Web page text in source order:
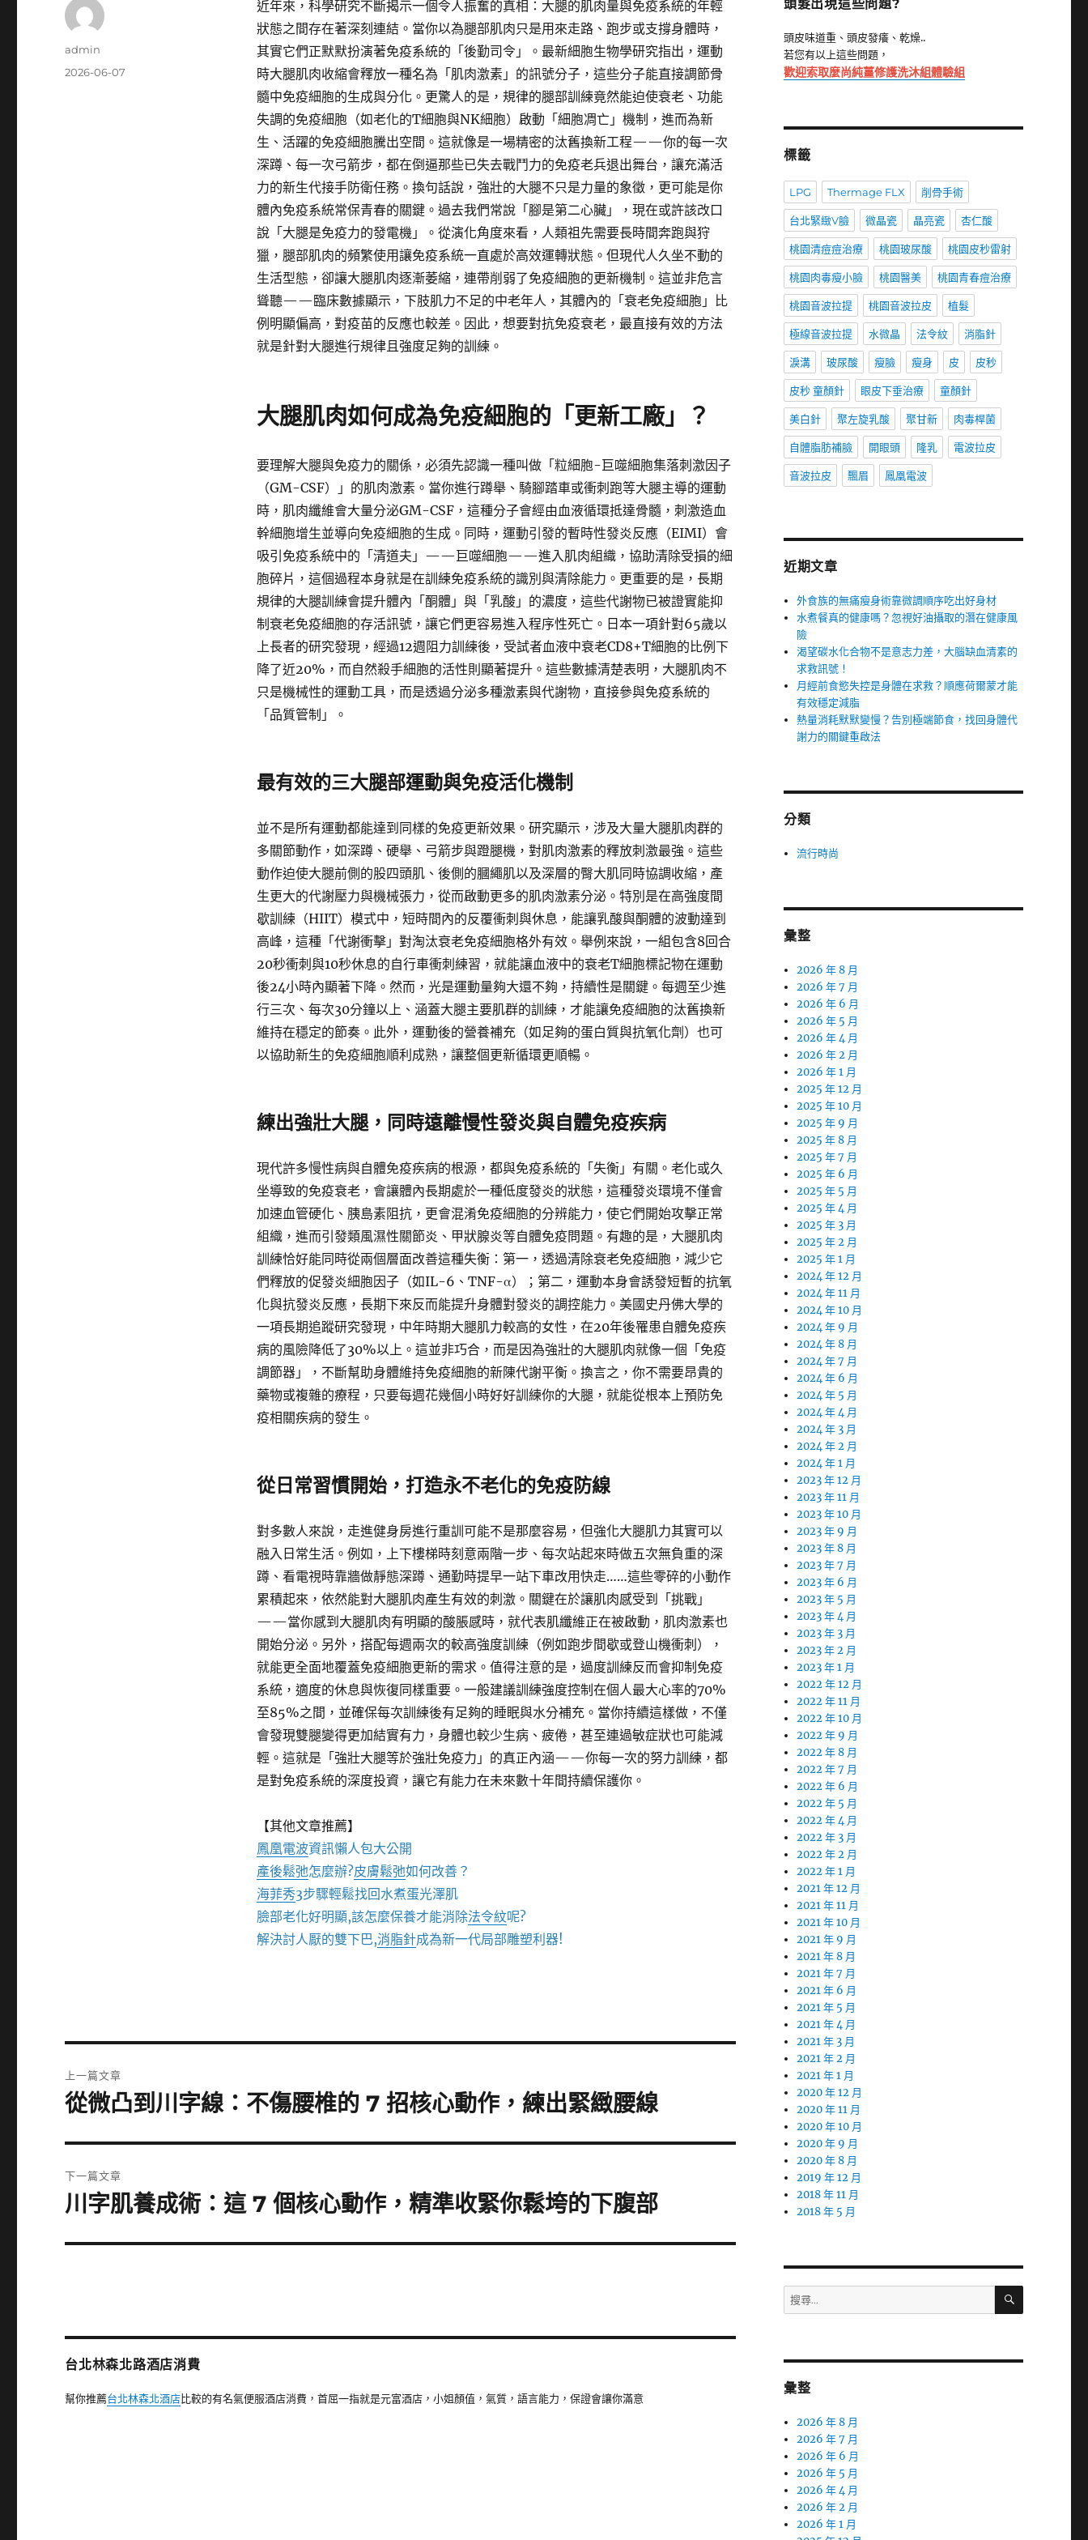
近年來，科學研究不斷揭示一個令人振奮的真相：大腿的肌肉量與免疫系統的年輕
狀態之間存在著深刻連結。當你以為腿部肌肉只是用來走路、跑步或支撐身體時，
其實它們正默默扮演著免疫系統的「後勤司令」。最新細胞生物學研究指出，運動
時大腿肌肉收縮會釋放一種名為「肌肉激素」的訊號分子，這些分子能直接調節骨
髓中免疫細胞的生成與分化。更驚人的是，規律的腿部訓練竟然能迫使衰老、功能
失調的免疫細胞（如老化的T細胞與NK細胞）啟動「細胞凋亡」機制，進而為新
生、活躍的免疫細胞騰出空間。這就像是一場精密的汰舊換新工程——你的每一次
深蹲、每一次弓箭步，都在倒逼那些已失去戰鬥力的免疫老兵退出舞台，讓充滿活
力的新生代接手防衛任務。換句話說，強壯的大腿不只是力量的象徵，更可能是你
體內免疫系統常保青春的關鍵。過去我們常說「腳是第二心臟」，現在或許該改口
說「大腿是免疫力的發電機」。從演化角度來看，人類祖先需要長時間奔跑與狩
獵，腿部肌肉的頻繁使用讓免疫系統一直處於高效運轉狀態。但現代人久坐不動的
生活型態，卻讓大腿肌肉逐漸萎縮，連帶削弱了免疫細胞的更新機制。這並非危言
聳聽——臨床數據顯示，下肢肌力不足的中老年人，其體內的「衰老免疫細胞」比
例明顯偏高，對疫苗的反應也較差。因此，想要對抗免疫衰老，最直接有效的方法
就是針對大腿進行規律且強度足夠的訓練。
大腿肌肉如何成為免疫細胞的「更新工廠」？
要理解大腿與免疫力的關係，必須先認識一種叫做「粒細胞-巨噬細胞集落刺激因子
（GM-CSF）」的肌肉激素。當你進行蹲舉、騎腳踏車或衝刺跑等大腿主導的運動
時，肌肉纖維會大量分泌GM-CSF，這種分子會經由血液循環抵達骨髓，刺激造血
幹細胞增生並導向免疫細胞的生成。同時，運動引發的暫時性發炎反應（EIMI）會
吸引免疫系統中的「清道夫」——巨噬細胞——進入肌肉組織，協助清除受損的細
胞碎片，這個過程本身就是在訓練免疫系統的識別與清除能力。更重要的是，長期
規律的大腿訓練會提升體內「酮體」與「乳酸」的濃度，這些代謝物已被證實能抑
制衰老免疫細胞的存活訊號，讓它們更容易進入程序性死亡。日本一項針對65歲以
上長者的研究發現，經過12週阻力訓練後，受試者血液中衰老CD8+T細胞的比例下
降了近20%，而自然殺手細胞的活性則顯著提升。這些數據清楚表明，大腿肌肉不
只是機械性的運動工具，而是透過分泌多種激素與代謝物，直接參與免疫系統的
「品質管制」。
最有效的三大腿部運動與免疫活化機制
並不是所有運動都能達到同樣的免疫更新效果。研究顯示，涉及大量大腿肌肉群的
多關節動作，如深蹲、硬舉、弓箭步與蹬腿機，對肌肉激素的釋放刺激最強。這些
動作迫使大腿前側的股四頭肌、後側的膕繩肌以及深層的臀大肌同時協調收縮，產
生更大的代謝壓力與機械張力，從而啟動更多的肌肉激素分泌。特別是在高強度間
歇訓練（HIIT）模式中，短時間內的反覆衝刺與休息，能讓乳酸與酮體的波動達到
高峰，這種「代謝衝擊」對淘汰衰老免疫細胞格外有效。舉例來說，一組包含8回合
20秒衝刺與10秒休息的自行車衝刺練習，就能讓血液中的衰老T細胞標記物在運動
後24小時內顯著下降。然而，光是運動量夠大還不夠，持續性是關鍵。每週至少進
行三次、每次30分鐘以上、涵蓋大腿主要肌群的訓練，才能讓免疫細胞的汰舊換新
維持在穩定的節奏。此外，運動後的營養補充（如足夠的蛋白質與抗氧化劑）也可
以協助新生的免疫細胞順利成熟，讓整個更新循環更順暢。
練出強壯大腿，同時遠離慢性發炎與自體免疫疾病
現代許多慢性病與自體免疫疾病的根源，都與免疫系統的「失衡」有關。老化或久
坐導致的免疫衰老，會讓體內長期處於一種低度發炎的狀態，這種發炎環境不僅會
加速血管硬化、胰島素阻抗，更會混淆免疫細胞的分辨能力，使它們開始攻擊正常
組織，進而引發類風濕性關節炎、甲狀腺炎等自體免疫問題。有趣的是，大腿肌肉
訓練恰好能同時從兩個層面改善這種失衡：第一，透過清除衰老免疫細胞，減少它
們釋放的促發炎細胞因子（如IL-6、TNF-α）；第二，運動本身會誘發短暫的抗氧
化與抗發炎反應，長期下來反而能提升身體對發炎的調控能力。美國史丹佛大學的
一項長期追蹤研究發現，中年時期大腿肌力較高的女性，在20年後罹患自體免疫疾
病的風險降低了30%以上。這並非巧合，而是因為強壯的大腿肌肉就像一個「免疫
調節器」，不斷幫助身體維持免疫細胞的新陳代謝平衡。換言之，你不需要昂貴的
藥物或複雜的療程，只要每週花幾個小時好好訓練你的大腿，就能從根本上預防免
疫相關疾病的發生。
從日常習慣開始，打造永不老化的免疫防線
對多數人來說，走進健身房進行重訓可能不是那麼容易，但強化大腿肌力其實可以
融入日常生活。例如，上下樓梯時刻意兩階一步、每次站起來時做五次無負重的深
蹲、看電視時靠牆做靜態深蹲、通勤時提早一站下車改用快走……這些零碎的小動作
累積起來，依然能對大腿肌肉產生有效的刺激。關鍵在於讓肌肉感受到「挑戰」
——當你感到大腿肌肉有明顯的酸脹感時，就代表肌纖維正在被啟動，肌肉激素也
開始分泌。另外，搭配每週兩次的較高強度訓練（例如跑步間歇或登山機衝刺），
就能更全面地覆蓋免疫細胞更新的需求。值得注意的是，過度訓練反而會抑制免疫
系統，適度的休息與恢復同樣重要。一般建議訓練強度控制在個人最大心率的70%
至85%之間，並確保每次訓練後有足夠的睡眠與水分補充。當你持續這樣做，不僅
會發現雙腿變得更加結實有力，身體也較少生病、疲倦，甚至連過敏症狀也可能減
輕。這就是「強壯大腿等於強壯免疫力」的真正內涵——你每一次的努力訓練，都
是對免疫系統的深度投資，讓它有能力在未來數十年間持續保護你。
【其他文章推薦】
鳳凰電波資訊懶人包大公開
產後鬆弛怎麼辦?皮膚鬆弛如何改善？
海菲秀3步驟輕鬆找回水煮蛋光澤肌
臉部老化好明顯,該怎麼保養才能消除法令紋呢?
解決討人厭的雙下巴,消脂針成為新一代局部雕塑利器!
作
admin
發
2026-06-07
章
上一篇文章
上
篇
文
章:
從微凸到川字線：不傷腰椎的 7 招核心動作，練出緊緻腰線
下一篇文章
下
篇
川字肌養成術：這 7 個核心動作，精準收緊你鬆垮的下腹部
台北林森北路酒店消費
幫你推薦台北林森北酒店比較的有名氣便服酒店消費，首屈一指就是元富酒店，小姐顏值，氣質，語言能力，保證會讓你滿意
頭髮出現這些問題?
頭皮味道重、頭皮發癢、乾燥..
若您有以上這些問題，
歡迎索取麼尚純薑修護洗沐組體驗組
標籤
LPG Thermage FLX 削骨手術
台北緊緻V臉 微晶瓷 晶亮瓷 杏仁酸
桃園清痘痘治療 桃園玻尿酸 桃園皮秒雷射
桃園肉毒瘦小臉 桃園醫美 桃園青春痘治療
桃園音波拉提 桃園音波拉皮 植髮
極線音波拉提 水微晶 法令紋 消脂針
淚溝 玻尿酸 瘦臉 瘦身 皮 皮秒
皮秒 童顏針 眼皮下垂治療 童顏針
美白針 聚左旋乳酸 聚甘新 肉毒桿菌
自體脂肪補臉 開眼頭 隆乳 電波拉皮
音波拉皮 飄眉 鳳凰電波
近期文章
外食族的無痛瘦身術靠微調順序吃出好身材
水煮餐真的健康嗎？忽視好油攝取的潛在健康風
險
渴望碳水化合物不是意志力差，大腦缺血清素的
求救訊號！
月經前食慾失控是身體在求救？順應荷爾蒙才能
有效穩定減脂
熱量消耗默默變慢？告別極端節食，找回身體代
謝力的關鍵重啟法
分類
流行時尚
彙整
2026 年 8 月
2026 年 7 月
2026 年 6 月
2026 年 5 月
2026 年 4 月
2026 年 2 月
2026 年 1 月
2025 年 12 月
2025 年 10 月
2025 年 9 月
2025 年 8 月
2025 年 7 月
2025 年 6 月
2025 年 5 月
2025 年 4 月
2025 年 3 月
2025 年 2 月
2025 年 1 月
2024 年 12 月
2024 年 11 月
2024 年 10 月
2024 年 9 月
2024 年 8 月
2024 年 7 月
2024 年 6 月
2024 年 5 月
2024 年 4 月
2024 年 3 月
2024 年 2 月
2024 年 1 月
2023 年 12 月
2023 年 11 月
2023 年 10 月
2023 年 9 月
2023 年 8 月
2023 年 7 月
2023 年 6 月
2023 年 5 月
2023 年 4 月
2023 年 3 月
2023 年 2 月
2023 年 1 月
2022 年 12 月
2022 年 11 月
2022 年 10 月
2022 年 9 月
2022 年 8 月
2022 年 7 月
2022 年 6 月
2022 年 5 月
2022 年 4 月
2022 年 3 月
2022 年 2 月
2022 年 1 月
2021 年 12 月
2021 年 11 月
2021 年 10 月
2021 年 9 月
2021 年 8 月
2021 年 7 月
2021 年 6 月
2021 年 5 月
2021 年 4 月
2021 年 3 月
2021 年 2 月
2021 年 1 月
2020 年 12 月
2020 年 11 月
2020 年 10 月
2020 年 9 月
2020 年 8 月
2019 年 12 月
2018 年 11 月
2018 年 5 月
搜
尋
字:
搜
彙整
2026 年 8 月
2026 年 7 月
2026 年 6 月
2026 年 5 月
2026 年 4 月
2026 年 2 月
2026 年 1 月